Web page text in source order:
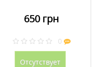
650 грн
0
Отсутствует